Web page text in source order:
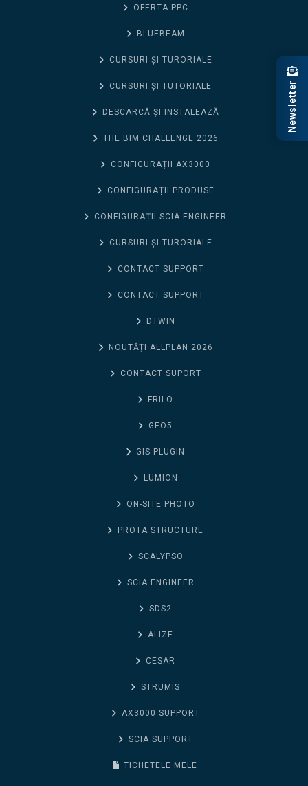
OFERTA PPC
BLUEBEAM
CURSURI ȘI TURORIALE
CURSURI ȘI TUTORIALE
DESCARCĂ ȘI INSTALEAZĂ
THE BIM CHALLENGE 2026
CONFIGURAȚII AX3000
CONFIGURAȚII PRODUSE
CONFIGURAȚII SCIA ENGINEER
CURSURI ȘI TURORIALE
CONTACT SUPPORT
CONTACT SUPPORT
DTWIN
NOUTĂȚI ALLPLAN 2026
CONTACT SUPORT
FRILO
GEO5
GIS PLUGIN
LUMION
ON-SITE PHOTO
PROTA STRUCTURE
SCALYPSO
SCIA ENGINEER
SDS2
ALIZE
CESAR
STRUMIS
AX3000 SUPPORT
SCIA SUPPORT
TICHETELE MELE
Newsletter